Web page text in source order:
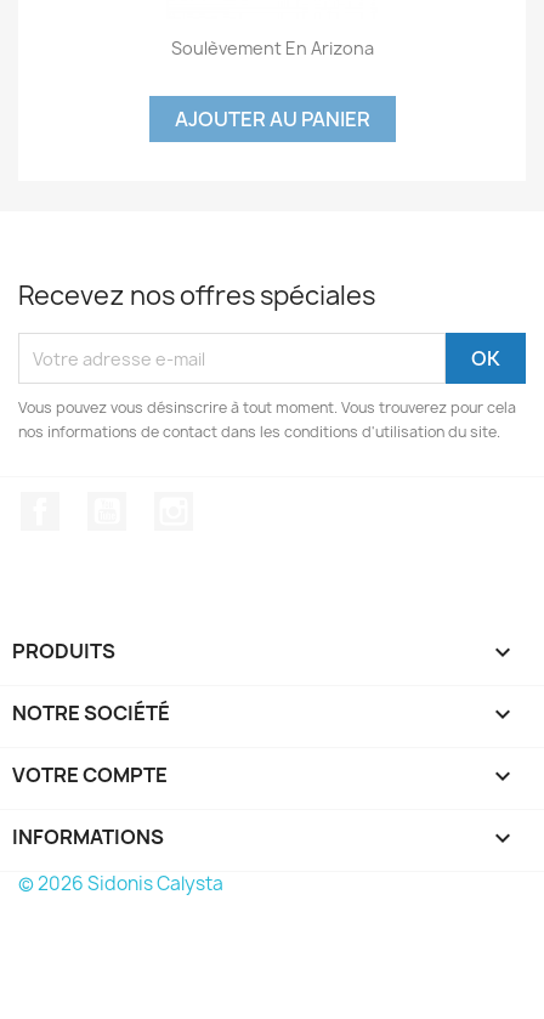
Soulèvement En Arizona
AJOUTER AU PANIER
Recevez nos offres spéciales
Vous pouvez vous désinscrire à tout moment. Vous trouverez pour cela
nos informations de contact dans les conditions d'utilisation du site.
PRODUITS 
NOTRE SOCIÉTÉ 
VOTRE COMPTE 
INFORMATIONS keyboard_arrow_down
© 2026 Sidonis Calysta